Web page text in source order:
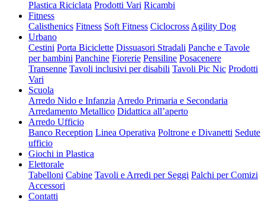
Plastica Riciclata Prodotti Vari Ricambi
Fitness
Calisthenics Fitness Soft Fitness Ciclocross Agility Dog
Urbano
Cestini Porta Biciclette Dissuasori Stradali Panche e Tavole
per bambini Panchine Fiorerie Pensiline Posacenere
Transenne Tavoli inclusivi per disabili Tavoli Pic Nic Prodotti
Vari
Scuola
Arredo Nido e Infanzia Arredo Primaria e Secondaria
Arredamento Metallico Didattica all’aperto
Arredo Ufficio
Banco Reception Linea Operativa Poltrone e Divanetti Sedute
ufficio
Giochi in Plastica
Elettorale
Tabelloni Cabine Tavoli e Arredi per Seggi Palchi per Comizi
Accessori
Contatti